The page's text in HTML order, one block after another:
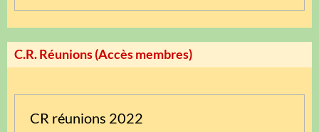
C.R. Réunions (Accès membres)
CR réunions 2022